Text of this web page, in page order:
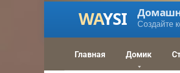
Создайте
Главная Домик